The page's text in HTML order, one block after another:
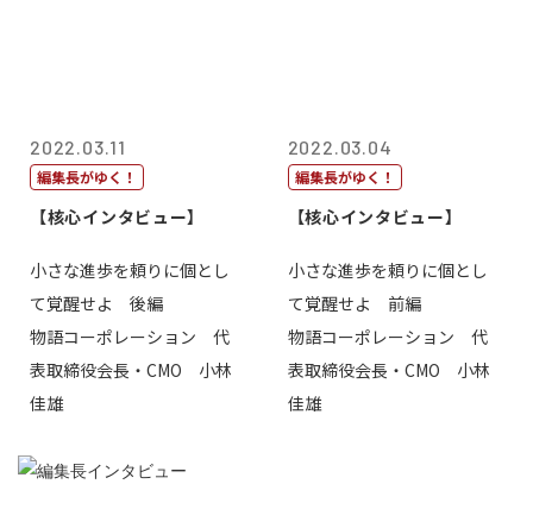
2022.03.11
編集長がゆく！
【核心インタビュー】
小さな進歩を頼りに個とし
て覚醒せよ 後編
物語コーポレーション 代
表取締役会長・CMO 小林
佳雄
2022.03.04
編集長がゆく！
【核心インタビュー】
小さな進歩を頼りに個とし
て覚醒せよ 前編
物語コーポレーション 代
表取締役会長・CMO 小林
佳雄